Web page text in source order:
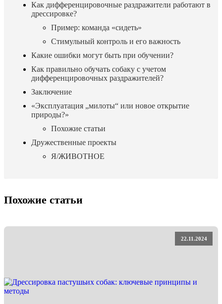
Как дифференцировочные раздражители работают в
дрессировке?
Пример: команда «сидеть»
Стимульный контроль и его важность
Какие ошибки могут быть при обучении?
Как правильно обучать собаку с учетом
дифференцировочных раздражителей?
Заключение
«Эксплуатация „милоты“ или новое открытие
природы?»
Похожие статьи
Дружественные проекты
Я/ЖИВОТНОЕ
Похожие статьи
22.11.2024